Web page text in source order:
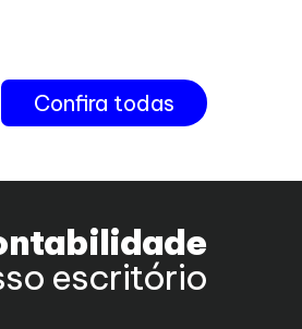
Confira todas
escritório